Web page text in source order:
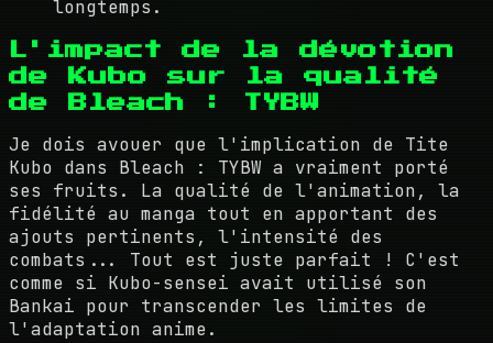
longtemps.
L'impact de la dévotion
de Kubo sur la qualité
de Bleach : TYBW
Je dois avouer que l'implication de Tite
Kubo dans Bleach : TYBW a vraiment porté
ses fruits. La qualité de l'animation, la
fidélité au manga tout en apportant des
ajouts pertinents, l'intensité des
combats... Tout est juste parfait ! C'est
comme si Kubo-sensei avait utilisé son
Bankai pour transcender les limites de
l'adaptation anime.